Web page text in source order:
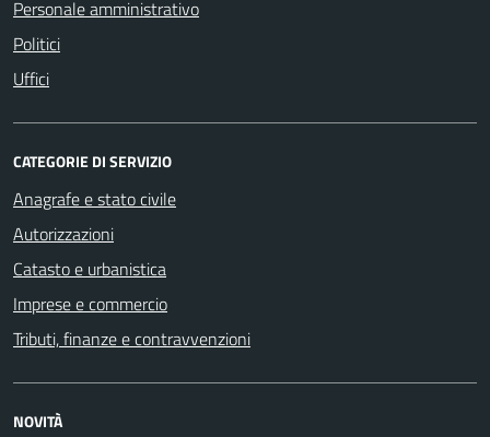
Personale amministrativo
Politici
Uffici
CATEGORIE DI SERVIZIO
Anagrafe e stato civile
Autorizzazioni
Catasto e urbanistica
Imprese e commercio
Tributi, finanze e contravvenzioni
NOVITÀ